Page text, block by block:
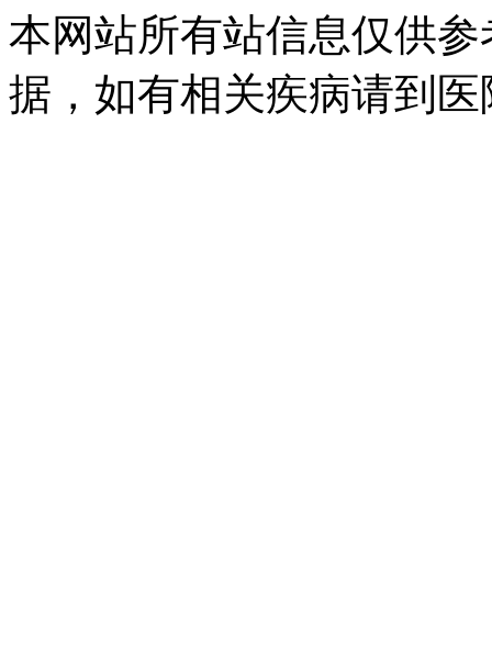
本网站所有站信息仅供
据，如有相关疾病请到